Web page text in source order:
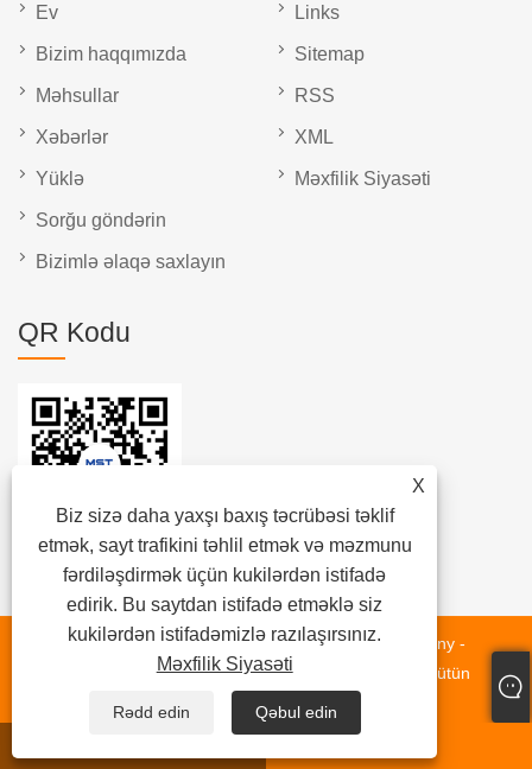
X
Biz sizə daha yaxşı baxış təcrübəsi təklif
etmək, sayt trafikini təhlil etmək və məzmunu
fərdiləşdirmək üçün kukilərdən istifadə
edirik. Bu saytdan istifadə etməklə siz
kukilərdən istifadəmizlə razılaşırsınız.
Məxfilik Siyasəti
Rədd edin Qəbul edin
Ev
Bizim haqqımızda
Məhsullar
Xəbərlər
Yüklə
Sorğu göndərin
Bizimlə əlaqə saxlayın
Links
Sitemap
RSS
XML
Məxfilik Siyasəti
QR Kodu
Müəllif hüquqları © 2022 Tianjin Milestone Valve Company -
Kəpənək qapağı, Gate Vana, Ball Valve, Çek klapanı - Bütün
hüquqlar qorunur.